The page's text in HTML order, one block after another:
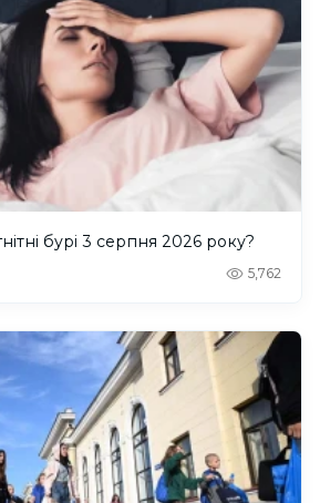
бурі 3 серпня 2026 року?
5,762